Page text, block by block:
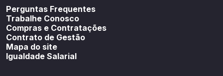
Perguntas Frequentes
Trabalhe Conosco
Compras e Contratações
Contrato de Gestão
Mapa do site
Igualdade Salarial